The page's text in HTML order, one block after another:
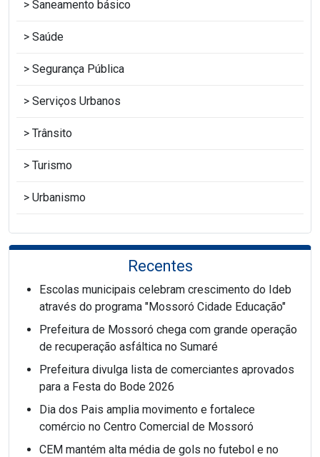
Saneamento básico
Saúde
Segurança Pública
Serviços Urbanos
Trânsito
Turismo
Urbanismo
Recentes
Escolas municipais celebram crescimento do Ideb
através do programa "Mossoró Cidade Educação"
Prefeitura de Mossoró chega com grande operação
de recuperação asfáltica no Sumaré
Prefeitura divulga lista de comerciantes aprovados
para a Festa do Bode 2026
Dia dos Pais amplia movimento e fortalece
comércio no Centro Comercial de Mossoró
CEM mantém alta média de gols no futebol e no